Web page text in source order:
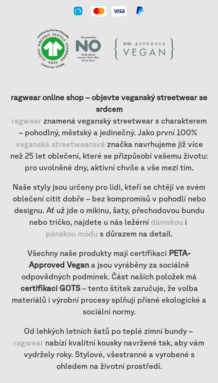
ragwear online shop – objevte veganský streetwear se
srdcem
ragwearznamená veganský streetwear s charakterem
– pohodlný, městský a jedinečný. Jako první 100%
veganská streetwearová značka navrhujeme již více
než 25 let oblečení, které se přizpůsobí vašemu životu:
pro uvolněné dny, aktivní chvíle a vše mezi tím.
Naše styly jsou určeny pro lidi, kteří se chtějí ve svém
oblečení cítit dobře – bez kompromisů v pohodlí nebo
designu. Ať už jde o mikinu, šaty, přechodovou bundu
nebo tričko, najdete u nás ležérní dámskou i
pánskou módu s důrazem na detail.
Všechny naše produkty mají certifikaci PETA-
Approved Vegan a jsou vyráběny za sociálně
odpovědných podmínek. Část našich položek má
certifikaci GOTS– tento štítek zaručuje, že volba
materiálů i výrobní procesy splňují přísné ekologické a
sociální normy.
Od lehkých letních šatů po teplé zimní bundy–
ragwear nabízí kvalitní kousky navržené tak, aby vám
vydržely roky. Stylové, všestranné a vyrobené s
ohledem na životní prostředí.